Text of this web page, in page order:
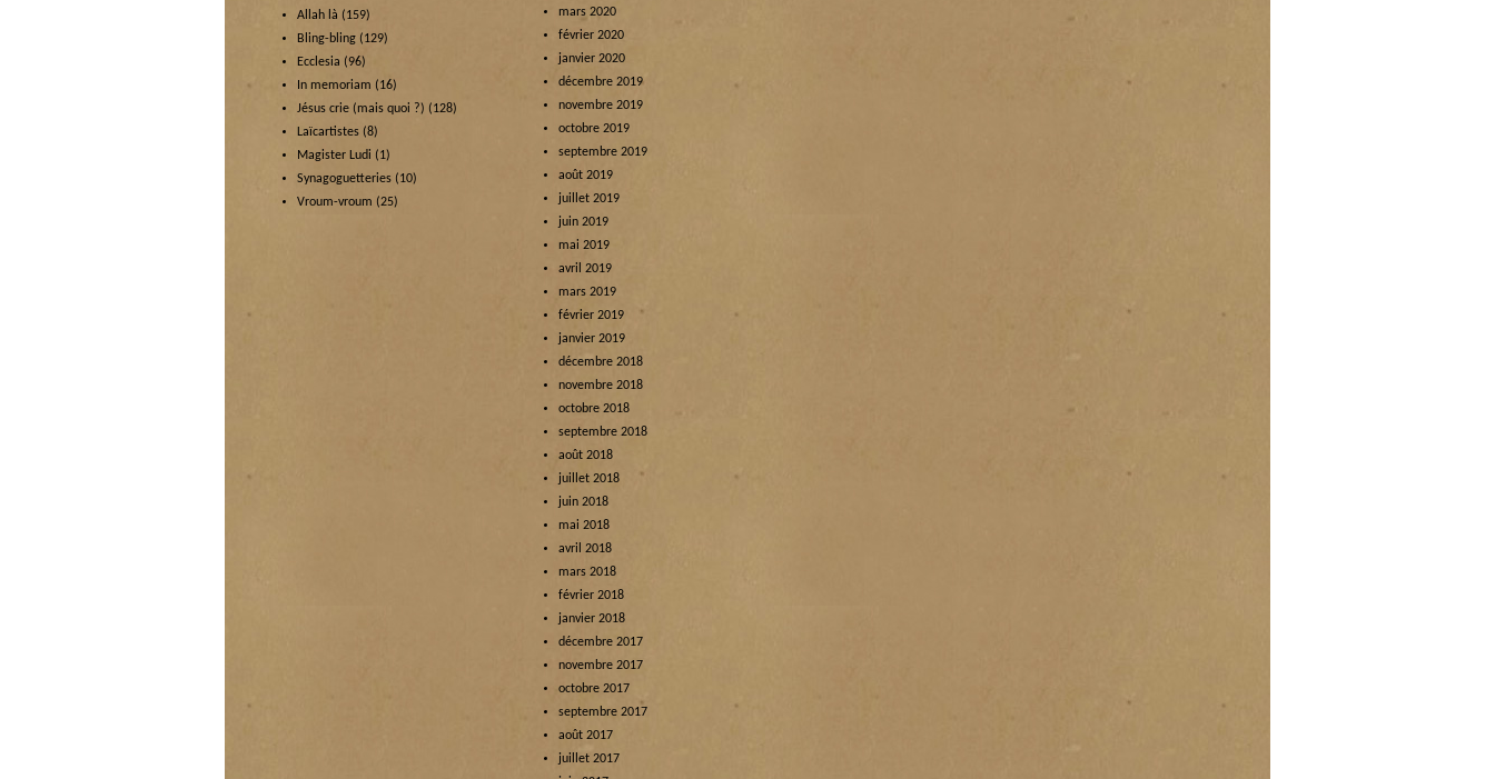
Allah là (159)
Bling-bling (129)
Ecclesia (96)
In memoriam (16)
Jésus crie (mais quoi ?) (128)
Laïcartistes (8)
Magister Ludi (1)
Synagoguetteries (10)
Vroum-vroum (25)
mars 2020
février 2020
janvier 2020
décembre 2019
novembre 2019
octobre 2019
septembre 2019
août 2019
juillet 2019
juin 2019
mai 2019
avril 2019
mars 2019
février 2019
janvier 2019
décembre 2018
novembre 2018
octobre 2018
septembre 2018
août 2018
juillet 2018
juin 2018
mai 2018
avril 2018
mars 2018
février 2018
janvier 2018
décembre 2017
novembre 2017
octobre 2017
septembre 2017
août 2017
juillet 2017